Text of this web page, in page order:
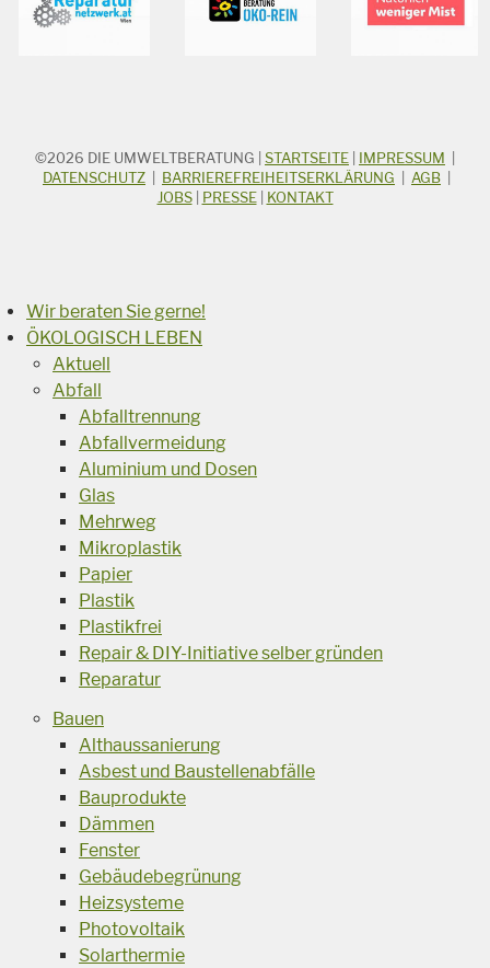
STICHWORTSUCHE
Suchbegriff
©2026 DIE UMWELTBERATUNG STARTSEITE IMPRESSUM
DATENSCHUTZ
BARRIEREFREIHEITSERKLÄRUNG AGB
JOBS| PRESSE| KONTAKT
Wir beraten Sie gerne!
ÖKOLOGISCH LEBEN
Aktuell
Abfall
Abfalltrennung
Abfallvermeidung
Aluminium und Dosen
Glas
Mehrweg
Mikroplastik
Papier
Plastik
Plastikfrei
Repair & DIY-Initiative selber gründen
Reparatur
Bauen
Althaussanierung
Asbest und Baustellenabfälle
Bauprodukte
Dämmen
Fenster
Gebäudebegrünung
Heizsysteme
Photovoltaik
Solarthermie